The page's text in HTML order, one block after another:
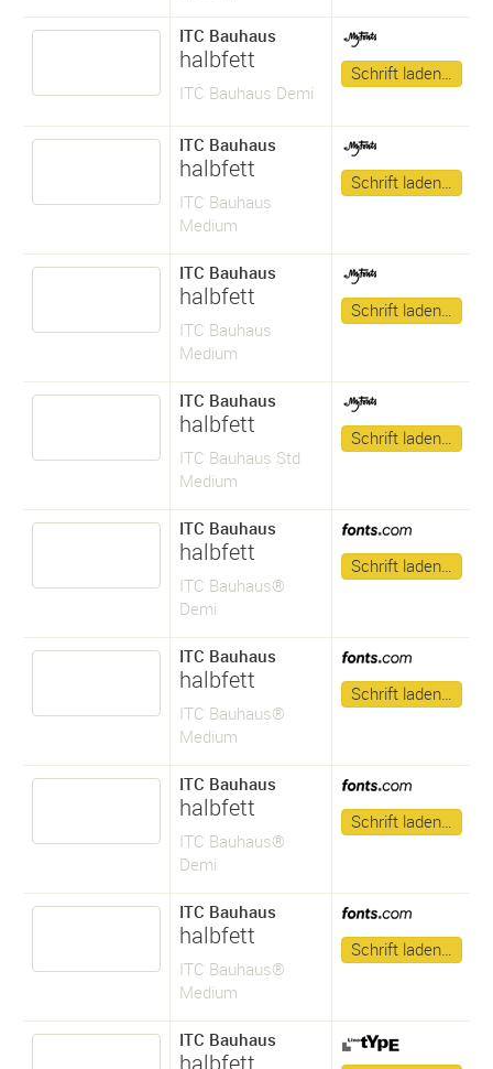
ITC Bauhaus
halbfett
ITC Bauhaus Demi
Schrift laden…
ITC Bauhaus
halbfett
ITC Bauhaus
Medium
Schrift laden…
ITC Bauhaus
halbfett
ITC Bauhaus
Medium
Schrift laden…
ITC Bauhaus
halbfett
ITC Bauhaus Std
Medium
Schrift laden…
ITC Bauhaus
halbfett
ITC Bauhaus®
Demi
Schrift laden…
ITC Bauhaus
halbfett
ITC Bauhaus®
Medium
Schrift laden…
ITC Bauhaus
halbfett
ITC Bauhaus®
Demi
Schrift laden…
ITC Bauhaus
halbfett
ITC Bauhaus®
Medium
Schrift laden…
ITC Bauhaus
halbfett